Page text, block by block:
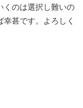
くのは選択し難いの
甚です。よろしく